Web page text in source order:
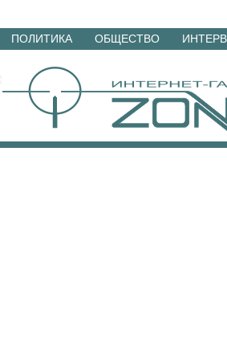
Перейти
материалам
ПОЛИТИКА ОБЩЕСТВО